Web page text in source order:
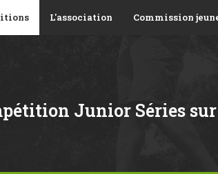
L'association Commission
Junior Séries